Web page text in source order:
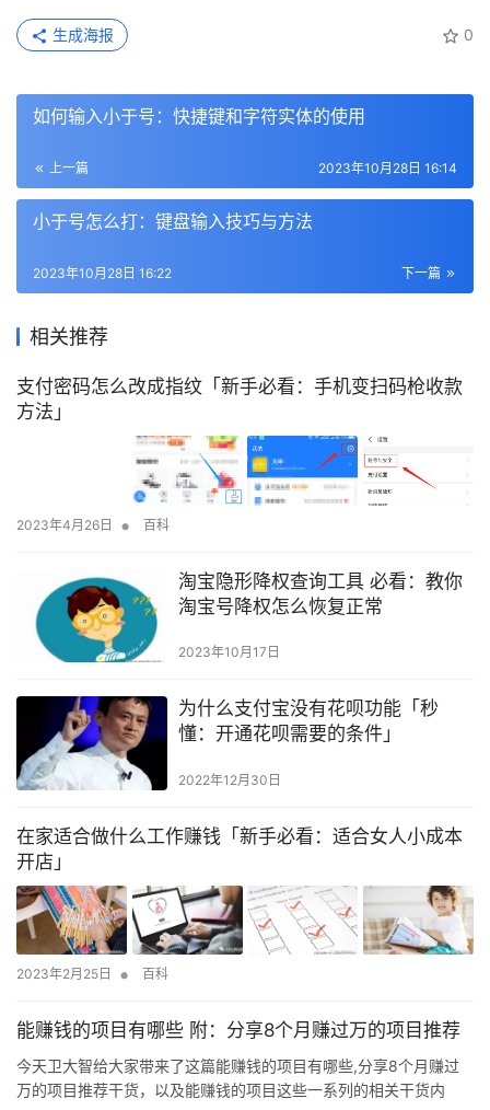
0
生成海报
如何输入小于号：快捷键和字符实体的使用
上一篇 2023年10月28日 16:14
小于号怎么打：键盘输入技巧与方法
下一篇
2023年10月28日 16:22
相关推荐
支付密码怎么改成指纹「新手必看：手机变扫码枪收款
方法」
2023年4月26日 • 百科
淘宝隐形降权查询工具 必看：教你
淘宝号降权怎么恢复正常
2023年10月17日
为什么支付宝没有花呗功能「秒
懂：开通花呗需要的条件」
2022年12月30日
在家适合做什么工作赚钱「新手必看：适合女人小成本
开店」
2023年2月25日 • 百科
能赚钱的项目有哪些 附：分享8个月赚过万的项目推荐
今天卫大智给大家带来了这篇能赚钱的项目有哪些,分享8个月赚过
万的项目推荐干货，以及能赚钱的项目这些一系列的相关干货内